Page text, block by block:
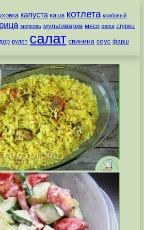
капуста каша котлета крабовый
морковь мультиварке мясо овощ огурец
рулет салат свинина соус фарш